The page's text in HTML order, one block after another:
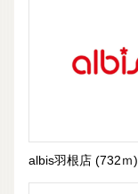
albis羽根店 (732ｍ)